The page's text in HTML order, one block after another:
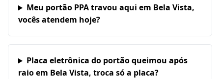
Meu portão PPA travou aqui em Bela Vista,
vocês atendem hoje?
Placa eletrônica do portão queimou após
raio em Bela Vista, troca só a placa?